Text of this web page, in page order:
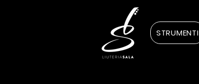
STRUMENTI